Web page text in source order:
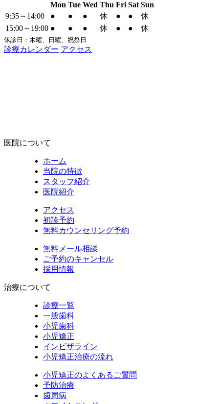
Mon Tue Wed Thu Fri Sat Sun
9:35～14:00
● ● ● 休 ● ●
休
15:00～19:00 ● ● ● 休 ● ● 休
休診日：木曜、日曜、祝祭日
診療カレンダー アクセス
医院について
ホーム
当院の特徴
スタッフ紹介
医院紹介
アクセス
初診予約
無料カウンセリング予約
無料メール相談
ご予約のキャンセル
採用情報
治療について
診療一覧
一般歯科
小児歯科
小児矯正
インビザライン
小児矯正治療の流れ
小児矯正のよくあるご質問
予防治療
歯周病